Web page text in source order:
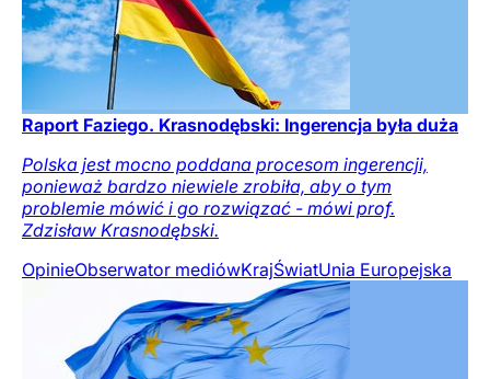
Raport Faziego. Krasnodębski: Ingerencja była duża
Polska jest mocno poddana procesom ingerencji,
ponieważ bardzo niewiele zrobiła, aby o tym
problemie mówić i go rozwiązać - mówi prof.
Zdzisław Krasnodębski.
OpinieObserwator mediówKrajŚwiatUnia Europejska